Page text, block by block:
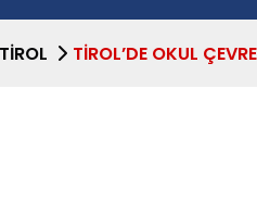
TIROL TIROL’DE OKUL